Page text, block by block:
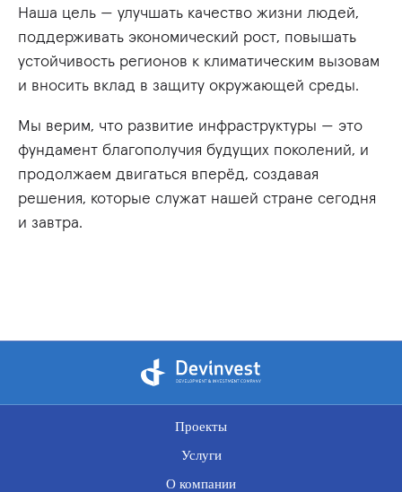
Наша цель — улучшать качество жизни людей,
поддерживать экономический рост, повышать
устойчивость регионов к климатическим вызовам
и вносить вклад в защиту окружающей среды.
Мы верим, что развитие инфраструктуры — это
фундамент благополучия будущих поколений, и
продолжаем двигаться вперёд, создавая
решения, которые служат нашей стране сегодня
и завтра.
Проекты
Услуги
О компании